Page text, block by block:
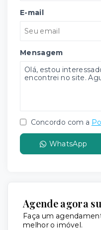
E-mail
Mensagem
Concordo com a
WhatsApp
Agende agora
Faça um
melhor o imóvel.